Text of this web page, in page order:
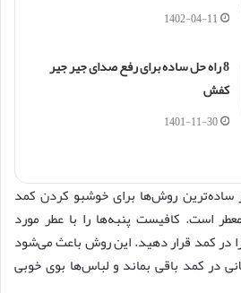
1402-04-11
8 راه حل ساده برای رفع صدای جیر جیر
کفش
1401-11-30
ساده‌ترین روش‌ها برای خوشبو کردن کمد
است. کافیست پنبه‌ها را با عطر مورد
را در کمد قرار دهید. این روش باعث می‌شود
در کمد باقی بماند و لباس‌ها بوی خوبی